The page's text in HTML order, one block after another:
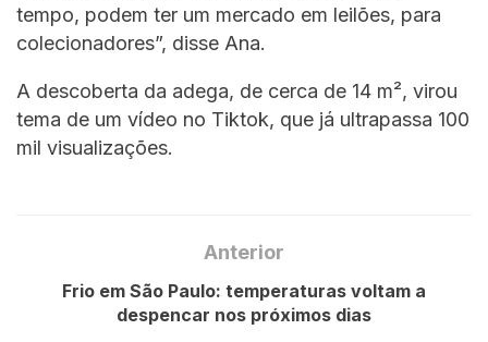
tempo, podem ter um mercado em leilões, para
colecionadores”, disse Ana.
A descoberta da adega, de cerca de 14 m², virou
tema de um vídeo no Tiktok, que já ultrapassa 100
mil visualizações.
Anterior
Frio em São Paulo: temperaturas voltam a
despencar nos próximos dias